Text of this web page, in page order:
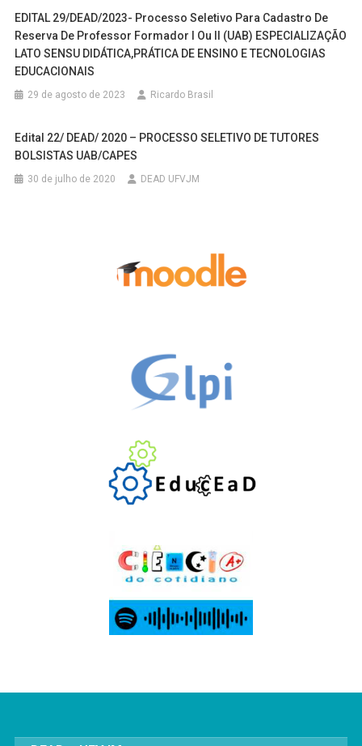
EDITAL 29/DEAD/2023- Processo Seletivo Para Cadastro De
Reserva De Professor Formador I Ou II (UAB) ESPECIALIZAÇÃO
LATO SENSU DIDÁTICA,PRÁTICA DE ENSINO E TECNOLOGIAS
EDUCACIONAIS
29 de agosto de 2023 Ricardo Brasil
Edital 22/ DEAD/ 2020 – PROCESSO SELETIVO DE TUTORES
BOLSISTAS UAB/CAPES
30 de julho de 2020 DEAD UFVJM